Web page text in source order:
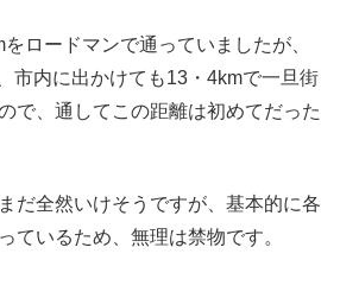
ロードマンで通っていましたが、
市内に出かけても13・4kmで一旦街
で、通してこの距離は初めてだった
だ全然いけそうですが、基本的に各
ているため、無理は禁物です。